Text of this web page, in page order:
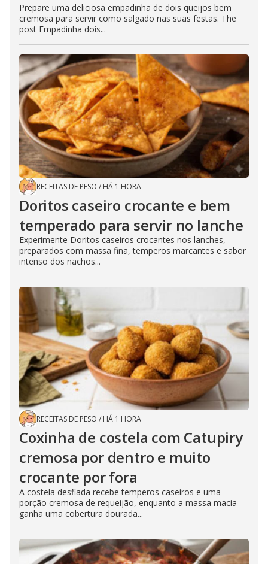
Prepare uma deliciosa empadinha de dois queijos bem
cremosa para servir como salgado nas suas festas. The
post Empadinha dois...
RECEITAS DE PESO / HÁ 1 HORA
Doritos caseiro crocante e bem
temperado para servir no lanche
Experimente Doritos caseiros crocantes nos lanches,
preparados com massa fina, temperos marcantes e sabor
intenso dos nachos...
RECEITAS DE PESO / HÁ 1 HORA
Coxinha de costela com Catupiry
cremosa por dentro e muito
crocante por fora
A costela desfiada recebe temperos caseiros e uma
porção cremosa de requeijão, enquanto a massa macia
ganha uma cobertura dourada...